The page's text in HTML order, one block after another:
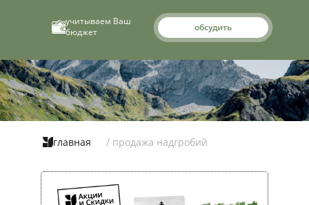
учитываем Ваш
бюджет
обсудить
главная / продажа надгробий